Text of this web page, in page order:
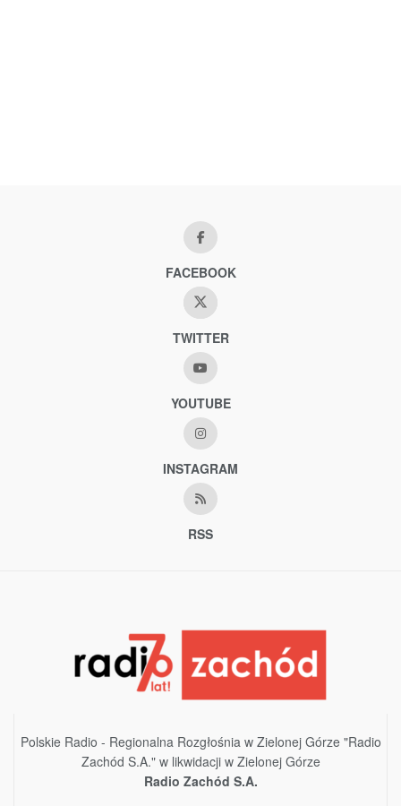
FACEBOOK
TWITTER
YOUTUBE
INSTAGRAM
RSS
Polskie Radio - Regionalna Rozgłośnia w Zielonej Górze "Radio
Zachód S.A." w likwidacji w Zielonej Górze
Radio Zachód S.A.